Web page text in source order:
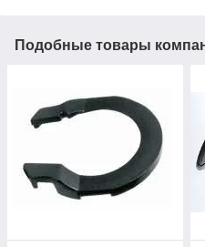
Подобные товары